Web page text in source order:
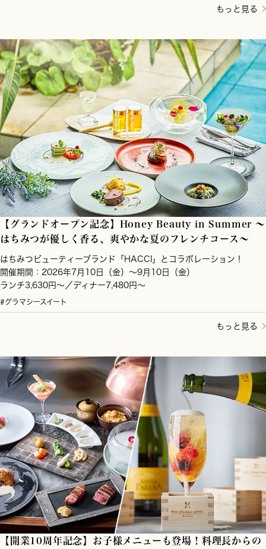
もっと見る
【グランドオープン記念】Honey Beauty in Summer ～
はちみつが優しく香る、爽やかな夏のフレンチコース～
はちみつビューティーブランド「HACCI」とコラボレーション！
開催期間：2026年7月10日（金）～9月10日（金）
ランチ3,630円～／ディナー7,480円～
#グラマシースイート
もっと見る
【開業10周年記念】お子様メニューも登場！料理長からの